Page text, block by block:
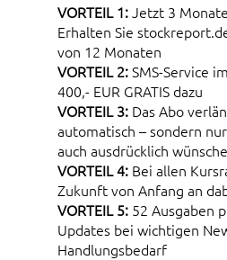
VORTEIL 1:Jetzt 3
Erhalten Sie
von 12 Monaten
VORTEIL 2:SMS-Service
400,- EUR GRATIS dazu
VORTEIL 3: Das Abo
automatisch – sondern
auch ausdrücklich
VORTEIL 4: Bei allen
Zukunft von Anfang an
VORTEIL 5: 52 Ausgaben
Updates bei wichtigen
Handlungsbedarf